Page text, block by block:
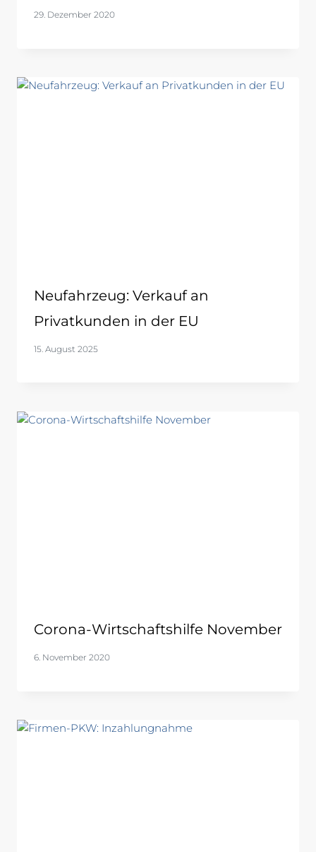
29. Dezember 2020
Neufahrzeug: Verkauf an
Privatkunden in der EU
15. August 2025
Corona-Wirtschaftshilfe November
6. November 2020